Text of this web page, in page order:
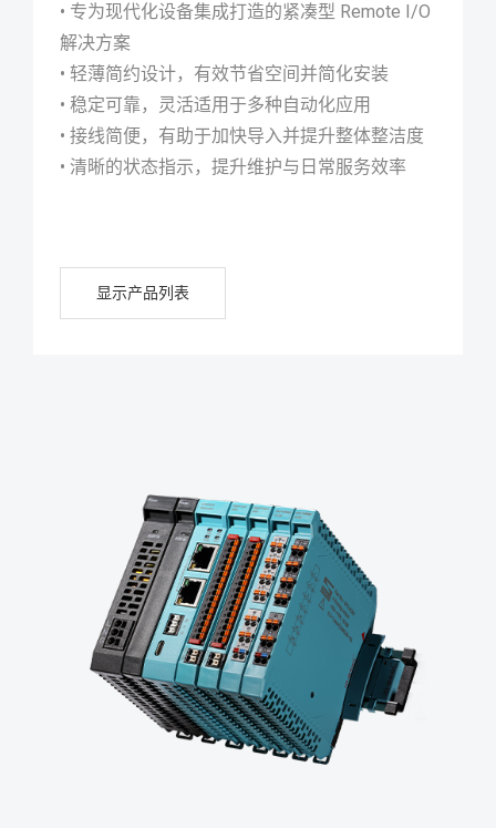
• 专为现代化设备集成打造的紧凑型 Remote I/O
解决方案
• 轻薄简约设计，有效节省空间并简化安装
• 稳定可靠，灵活适用于多种自动化应用
• 接线简便，有助于加快导入并提升整体整洁度
• 清晰的状态指示，提升维护与日常服务效率
显示产品列表